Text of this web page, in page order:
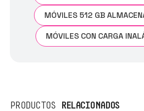
MÓVILES 512 GB
MÓVILES CON CARGA
PRODUCTOS RELACIONADOS